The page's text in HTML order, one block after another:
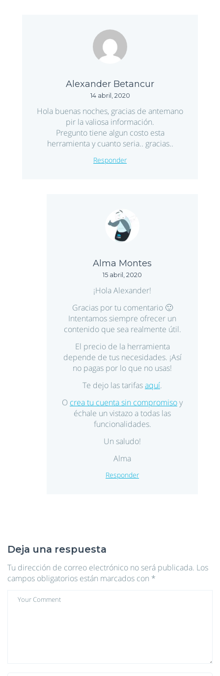
Alexander Betancur
14 abril, 2020
Hola buenas noches, gracias de antemano
pir la valiosa información.
Pregunto tiene algun costo esta
herramienta y cuanto seria.. gracias..
Responder
Alma Montes
15 abril, 2020
¡Hola Alexander!
Gracias por tu comentario 🙂
Intentamos siempre ofrecer un
contenido que sea realmente útil.
El precio de la herramienta
depende de tus necesidades. ¡Así
no pagas por lo que no usas!
Te dejo las tarifasaquí.
O crea tu cuenta sin compromisoy
échale un vistazo a todas las
funcionalidades.
Un saludo!
Alma
Responder
Deja una respuesta
Tu dirección de correo electrónico no será publicada. Los
campos obligatorios están marcados con *